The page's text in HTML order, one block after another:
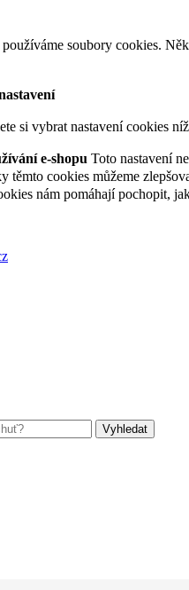
soubory cookies.
si vybrat nastavení cookies
e-shopu Toto nastavení
těmto cookies můžeme
nám pomáhají pochopit,
Vyhledat